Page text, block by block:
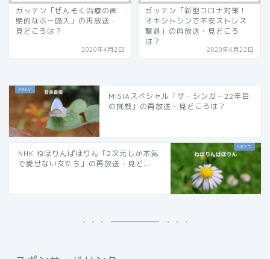
ガッテン「ぜんそく治療の画
期的なホー吸入」の再放送・
見どころは？
2020年4月2日
ガッテン「新型コロナ対策！
オキシトシンで不安ストレス
撃退」の再放送・見どころ
は？
2020年4月22日
MISIAスペシャル「ザ・シンガー22年目
の挑戦」の再放送・見どころは？
NHK ねほりんぱほりん「2次元しか本気
で愛せない女たち」の再放送・見ど...